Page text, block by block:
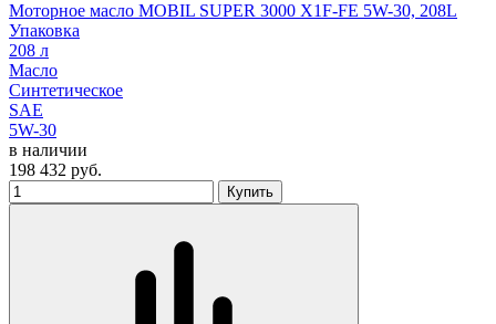
Моторное масло MOBIL SUPER 3000 X1F-FE 5W-30, 208L
Упаковка
208 л
Масло
Синтетическое
SAE
5W-30
в наличии
198 432 руб.
Купить